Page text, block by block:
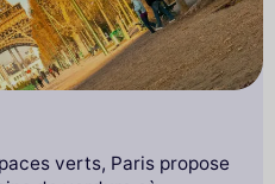
verts, Paris propose